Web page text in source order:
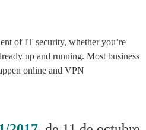
of IT security, whether you’re
up and running. Most business
online and VPN